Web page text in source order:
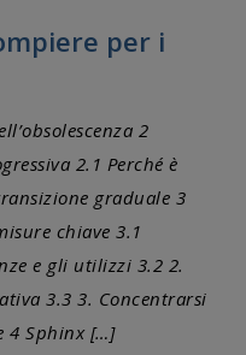
per i
2
2.1 Perché è
graduale 3
chiave 3.1
e gli utilizzi 3.2 2.
3.3 3. Concentrarsi
4 Sphinx […]